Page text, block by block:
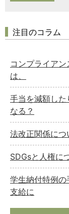
注目のコラム
コンプライア
は、
手当を減額し
なる？
法改正関係につ
SDGsと人権に
学生納付特例
支給に